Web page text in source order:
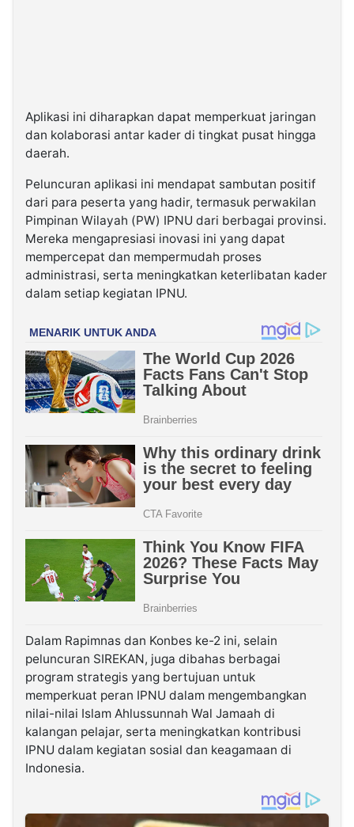
Aplikasi ini diharapkan dapat memperkuat jaringan
dan kolaborasi antar kader di tingkat pusat hingga
daerah.
Peluncuran aplikasi ini mendapat sambutan positif
dari para peserta yang hadir, termasuk perwakilan
Pimpinan Wilayah (PW) IPNU dari berbagai provinsi.
Mereka mengapresiasi inovasi ini yang dapat
mempercepat dan mempermudah proses
administrasi, serta meningkatkan keterlibatan kader
dalam setiap kegiatan IPNU.
Dalam Rapimnas dan Konbes ke-2 ini, selain
peluncuran SIREKAN, juga dibahas berbagai
program strategis yang bertujuan untuk
memperkuat peran IPNU dalam mengembangkan
nilai-nilai Islam Ahlussunnah Wal Jamaah di
kalangan pelajar, serta meningkatkan kontribusi
IPNU dalam kegiatan sosial dan keagamaan di
Indonesia.